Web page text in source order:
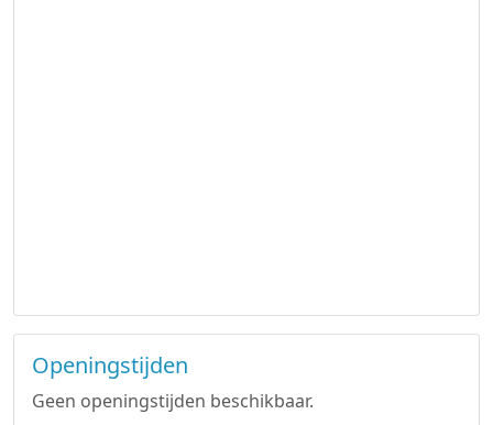
Openingstijden
Geen openingstijden beschikbaar.